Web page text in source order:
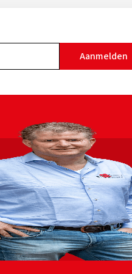
extra heeft hij nog de BR+ /
Aanmelden